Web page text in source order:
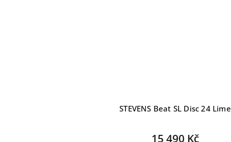
STEVENS Beat SL Disc 24 Lime
15 490 Kč